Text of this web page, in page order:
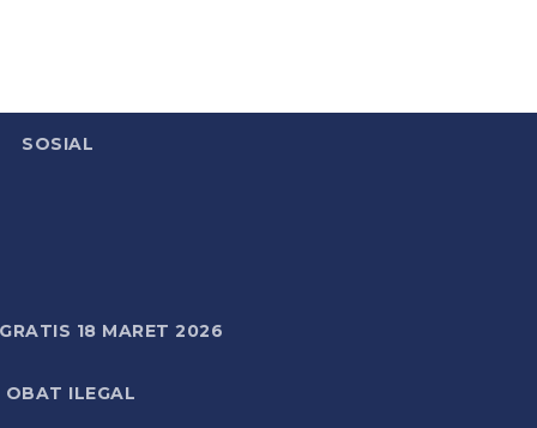
SOSIAL
18 MARET 2026
OBAT ILEGAL